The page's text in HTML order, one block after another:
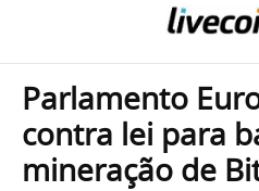
Parlamento
contra lei para
mineração de